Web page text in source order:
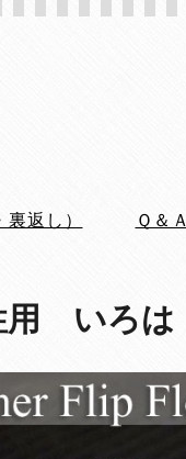
返し） Ｑ＆Ａ
用 いろは